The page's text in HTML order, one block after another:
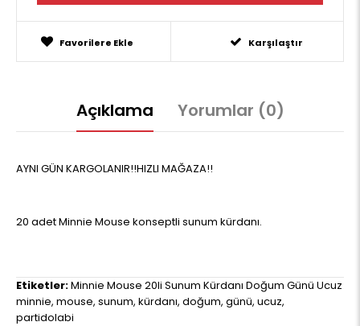
Favorilere Ekle Karşılaştır
Açıklama Yorumlar (0)
AYNI GÜN KARGOLANIR!!HIZLI MAĞAZA!!
20 adet Minnie Mouse konseptli sunum kürdanı.
Etiketler:Minnie Mouse 20li Sunum Kürdanı Doğum Günü Ucuz
minnie, mouse, sunum, kürdanı, doğum, günü, ucuz,
partidolabi